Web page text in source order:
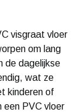
visgraat vloer
om lang
de dagelijkse
wat ze
kinderen of
een PVC vloer